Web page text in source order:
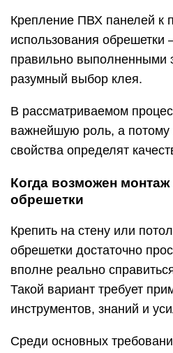
Крепление ПВХ панелей к
использования обрешетки
правильно выполненными
разумный выбор клея.
В рассматриваемом
важнейшую роль, а потому
свойства определят
Когда возможен
обрешетки
Крепить на стену или
обрешетки достаточно
вполне реально
Такой вариант требует
инструментов, знаний и
Среди основных